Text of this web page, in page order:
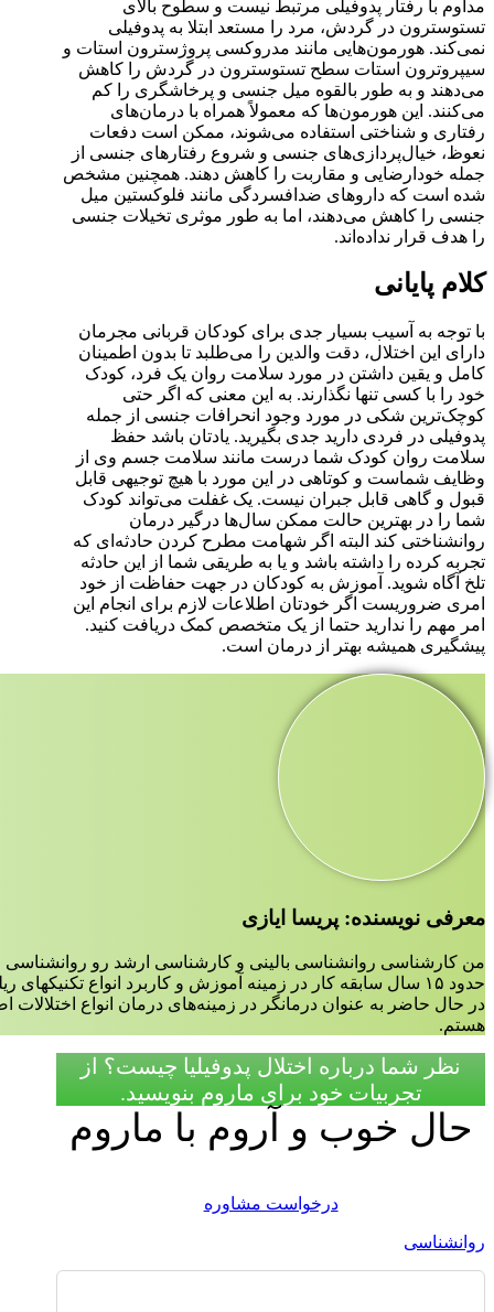
مداوم با رفتار پدوفیلی مرتبط نیست و سطوح بالای
تستوسترون در گردش، مرد را مستعد ابتلا به پدوفیلی
نمی‌کند. هورمون‌هایی مانند مدروکسی پروژسترون استات و
سیپروترون استات سطح تستوسترون در گردش را کاهش
می‌دهند و به طور بالقوه میل جنسی و پرخاشگری را کم
می‌کنند. این هورمون‌ها که معمولاً همراه با درمان‌های
رفتاری و شناختی استفاده می‌شوند، ممکن است دفعات
نعوظ، خیال‌پردازی‌های جنسی و شروع رفتارهای جنسی از
جمله خودارضایی و مقاربت را کاهش دهند. همچنین مشخص
شده است که داروهای ضدافسردگی مانند فلوکستین میل
جنسی را کاهش می‌دهند، اما به طور موثری تخیلات جنسی
را هدف قرار نداده‌اند.
کلام پایانی
با توجه به آسیب بسیار جدی برای کودکان قربانی مجرمان
دارای این اختلال، دقت والدین را می‌طلبد تا بدون اطمینان
کامل و یقین داشتن در مورد سلامت روان یک فرد، کودک
خود را با کسی تنها نگذارند. به این معنی که اگر حتی
کوچک‌ترین شکی در مورد وجود انحرافات جنسی از جمله
پدوفیلی در فردی دارید جدی بگیرید. یادتان باشد حفظ
سلامت روان کودک شما درست مانند سلامت جسم وی از
وظایف شماست و کوتاهی در این مورد با هیچ توجیهی قابل
قبول و گاهی قابل جبران نیست. یک غفلت می‌تواند کودک
شما را در بهترین حالت ممکن سال‌ها درگیر درمان
روانشناختی کند البته اگر شهامت مطرح کردن حادثه‌ای که
تجربه کرده را داشته باشد و یا به طریقی شما از این حادثه
تلخ آگاه شوید. آموزش به کودکان در جهت حفاظت از خود
امری ضروریست اگر خودتان اطلاعات لازم برای انجام این
امر مهم را ندارید حتما از یک متخصص کمک دریافت کنید.
پیشگیری همیشه بهتر از درمان است.
معرفی نویسنده: پریسا ایازی
من کارشناسی روانشناسی بالینی و کارشناسی ارشد رو
حدود ۱۵ سال سابقه کار در زمینه آموزش و کاربرد انواع تکنیکهای ریلکسیشن،مدیتیشن و مایندفولنس دارم.
در حال حاضر به عنوان درمانگر در زمینه‌‌های درمان انواع
هستم.
نظر شما درباره اختلال پدوفیلیا چیست؟ از
تجربیات خود برای ماروم بنویسید.
حال خوب و آروم با ماروم
درخواست مشاوره
روانشناسی